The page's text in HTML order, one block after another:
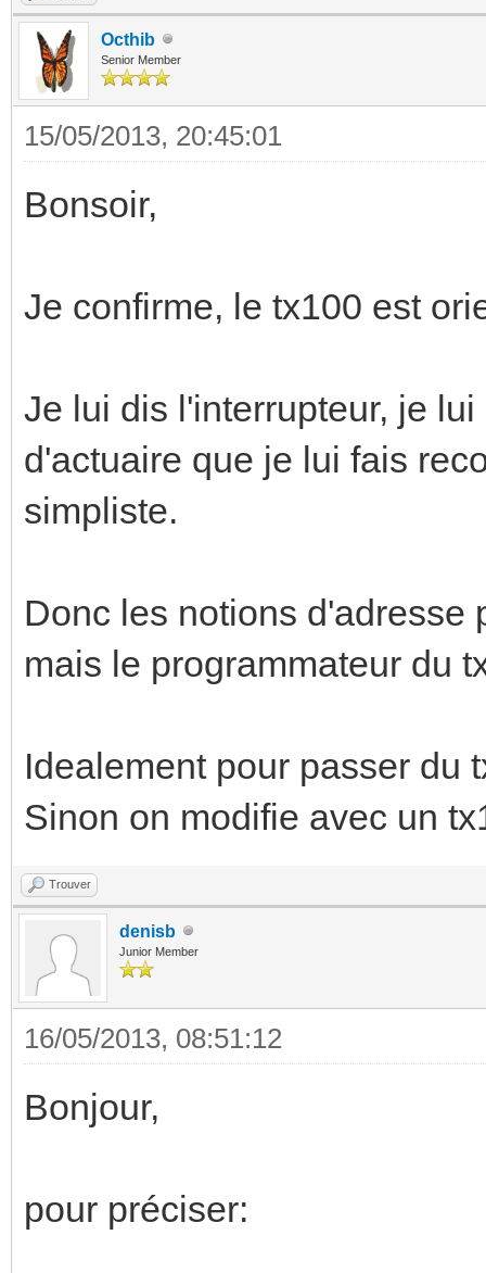
Octhib
Senior Member
15/05/2013, 20:45:01
Bonsoir,
Je confirme, le tx100 est
Je lui dis l'interrupteur, je
d'actuaire que je lui fais
simpliste.
Donc les notions d'adresse
mais le programmateur du
Idealement pour passer du
Sinon on modifie avec un
Trouver
denisb
Junior Member
16/05/2013, 08:51:12
Bonjour,
pour préciser: